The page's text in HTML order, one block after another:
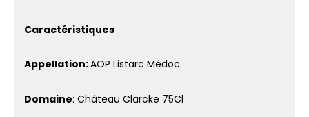
Caractéristiques
Appellation:AOP Listarc Médoc
Domaine: Château Clarcke 75Cl